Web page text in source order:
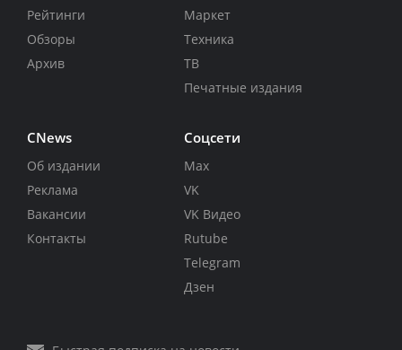
Рейтинги
Обзоры
Архив
Маркет
Техника
ТВ
Печатные издания
CNews
Об издании
Реклама
Вакансии
Контакты
Соцсети
Max
VK
VK Видео
Rutube
Telegram
Дзен